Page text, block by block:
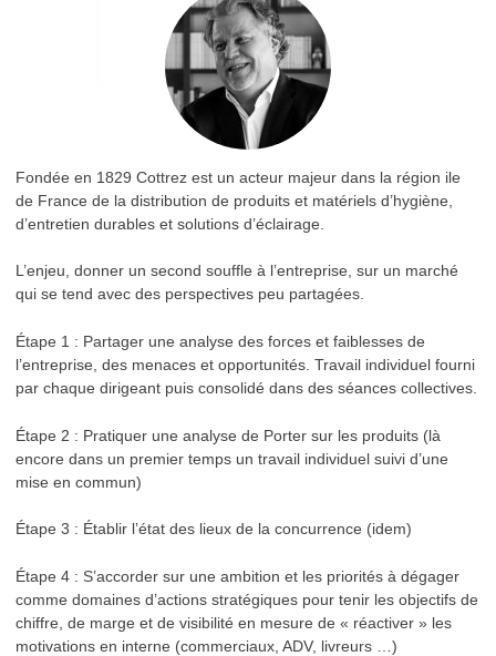
Fondée en 1829 Cottrez est un acteur majeur dans la région ile
de France de la distribution de produits et matériels d’hygiène,
d’entretien durables et solutions d’éclairage.
L’enjeu, donner un second souffle à l’entreprise, sur un marché
qui se tend avec des perspectives peu partagées.
Étape 1 : Partager une analyse des forces et faiblesses de
l’entreprise, des menaces et opportunités. Travail individuel fourni
par chaque dirigeant puis consolidé dans des séances collectives.
Étape 2 : Pratiquer une analyse de Porter sur les produits (là
encore dans un premier temps un travail individuel suivi d’une
mise en commun)
Étape 3 : Établir l’état des lieux de la concurrence (idem)
Étape 4 : S’accorder sur une ambition et les priorités à dégager
comme domaines d’actions stratégiques pour tenir les objectifs de
chiffre, de marge et de visibilité en mesure de « réactiver » les
motivations en interne (commerciaux, ADV, livreurs …)